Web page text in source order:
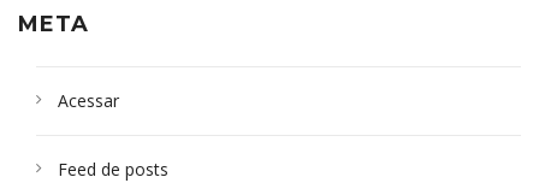
META
Acessar
Feed de posts